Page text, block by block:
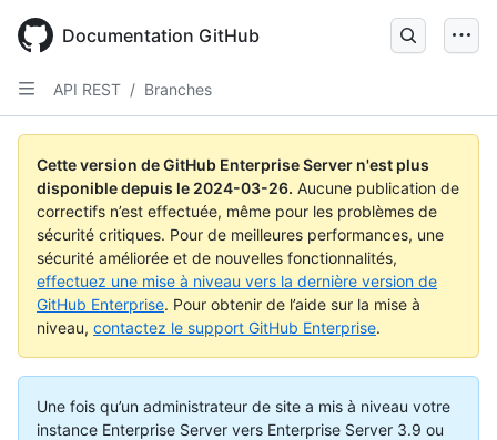
main
content
Documentation GitHub
API REST / Branches
Cette version de GitHub Enterprise Server n'est plus
disponible depuis le 2024-03-26. Aucune publication de
correctifs n’est effectuée, même pour les problèmes de
sécurité critiques. Pour de meilleures performances, une
sécurité améliorée et de nouvelles fonctionnalités,
effectuez une mise à niveau vers la dernière version de
GitHub Enterprise. Pour obtenir de l’aide sur la mise à
niveau, contactez le support GitHub Enterprise.
Une fois qu’un administrateur de site a mis à niveau votre
instance Enterprise Server vers Enterprise Server 3.9 ou